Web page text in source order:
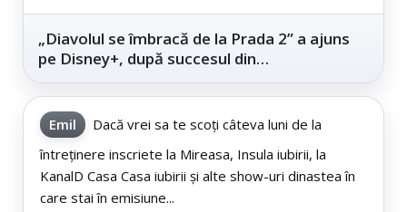
„Diavolul se îmbracă de la Prada 2” a ajuns
pe Disney+, după succesul din
Emil
Dacă vrei sa te scoți câteva luni de la
întreținere inscriete la Mireasa, Insula iubirii, la
KanalD Casa Casa iubirii și alte show-uri dinastea în
care stai în emisiune...